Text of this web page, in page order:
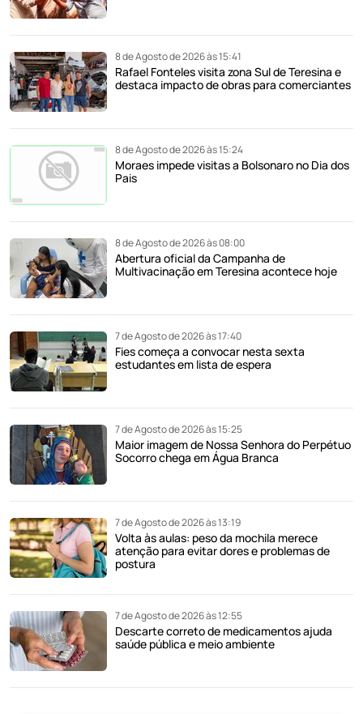
8 de Agosto de 2026 às 15:41
Rafael Fonteles visita zona Sul de Teresina e
destaca impacto de obras para comerciantes
8 de Agosto de 2026 às 15:24
Moraes impede visitas a Bolsonaro no Dia dos
Pais
8 de Agosto de 2026 às 08:00
Abertura oficial da Campanha de
Multivacinação em Teresina acontece hoje
7 de Agosto de 2026 às 17:40
Fies começa a convocar nesta sexta
estudantes em lista de espera
7 de Agosto de 2026 às 15:25
Maior imagem de Nossa Senhora do Perpétuo
Socorro chega em Água Branca
7 de Agosto de 2026 às 13:19
Volta às aulas: peso da mochila merece
atenção para evitar dores e problemas de
postura
7 de Agosto de 2026 às 12:55
Descarte correto de medicamentos ajuda
saúde pública e meio ambiente